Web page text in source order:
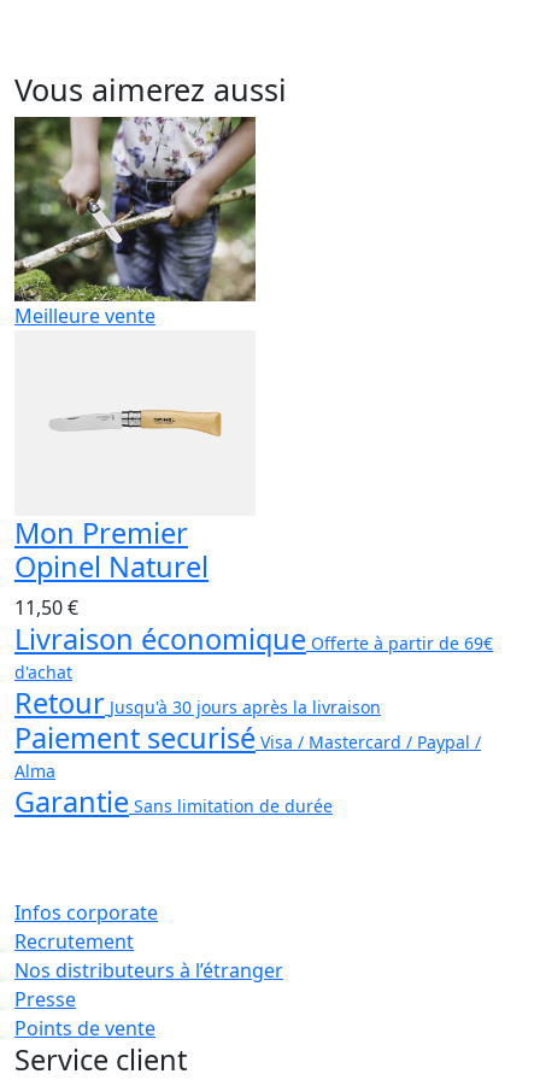
Vous aimerez aussi
Meilleure vente
Mon Premier
Opinel Naturel
11,50 €
Livraison économique Offerte à partir de 69€
d'achat
Retour Jusqu'à 30 jours après la livraison
Paiement securisé Visa / Mastercard / Paypal /
Alma
Garantie Sans limitation de durée
Infos corporate
Recrutement
Nos distributeurs à l’étranger
Presse
Points de vente
Service client